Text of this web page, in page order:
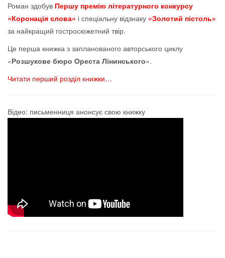
Роман здобув Першу премію літературного конкурсу
«Коронація слова» і спеціальну відзнаку «Золотий пістоль»
за найкращий гостросюжетний твір.
Це перша книжка з запланованого авторського циклу
«Розшукове бюро Ореста Лінинського».
Читати перший розділ книжки…
Відео: письменниця анонсує свою книжку